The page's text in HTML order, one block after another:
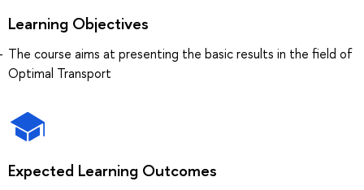
Learning Objectives
The course aims at presenting the basic results in the field of
Optimal Transport
Expected Learning Outcomes